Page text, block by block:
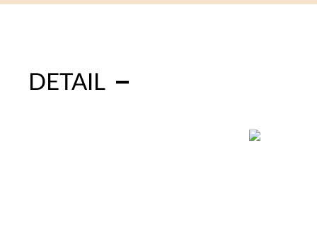
DETAIL